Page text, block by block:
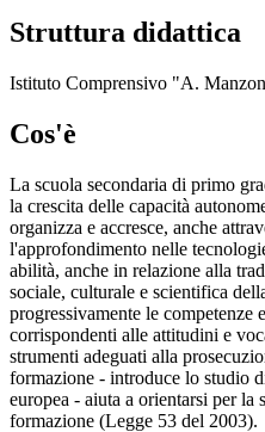
Struttura didattica
Istituto Comprensivo "A.
Cos'è
La scuola secondaria di primo
la crescita delle capacità
organizza e accresce, anche
l'approfondimento nelle
abilità, anche in relazione alla
sociale, culturale e scientifica
progressivamente le competenze
corrispondenti alle attitudini e
strumenti adeguati alla
formazione - introduce lo studio
europea - aiuta a orientarsi per la
formazione (Legge 53 del 2003).